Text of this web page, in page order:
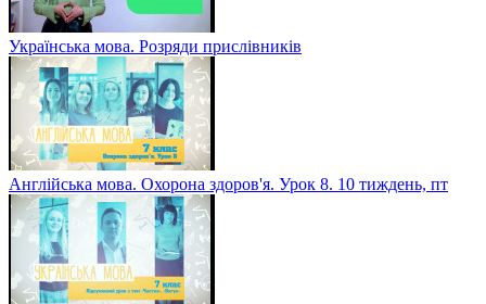
Українська мова. Розряди прислівників
Англійська мова. Охорона здоров'я. Урок 8. 10 тиждень, пт